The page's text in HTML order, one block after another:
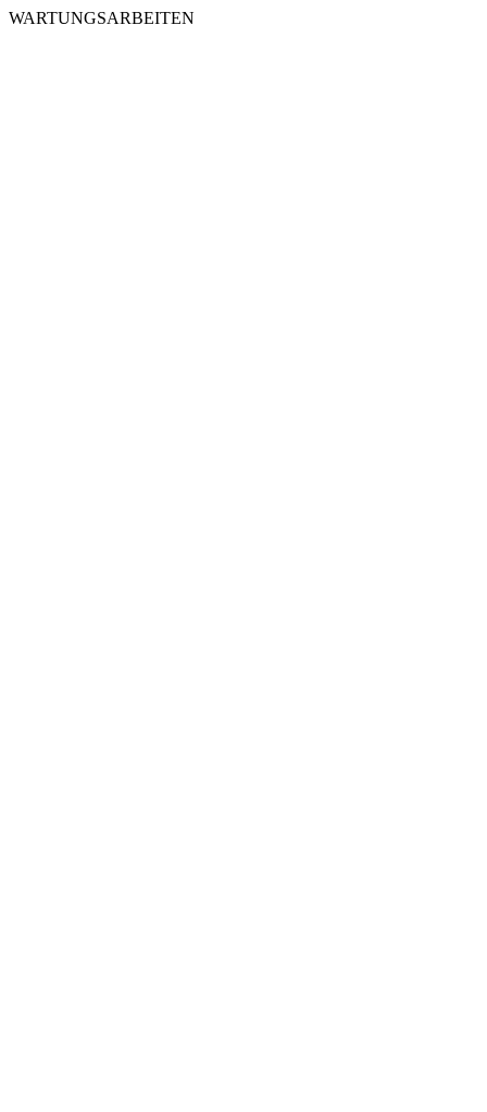
WARTUNGSARBEITEN